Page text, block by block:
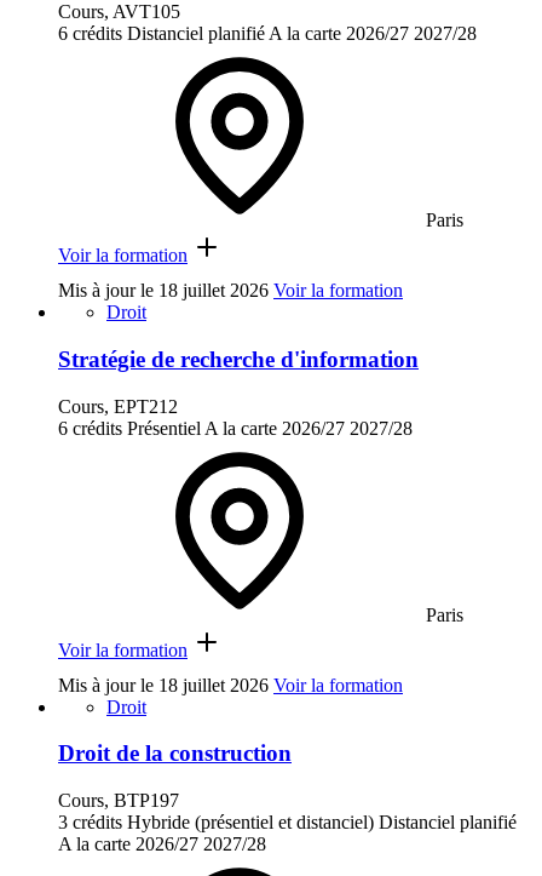
Cours, AVT105
6 crédits Distanciel planifié A la carte 2026/27 2027/28
Paris
Voir la formation
Mis à jour le 18 juillet 2026 Voir la formation
Droit
Stratégie de recherche d'information
Cours, EPT212
6 crédits Présentiel A la carte 2026/27 2027/28
Paris
Voir la formation
Mis à jour le 18 juillet 2026 Voir la formation
Droit
Droit de la construction
Cours, BTP197
3 crédits Hybride (présentiel et distanciel) Distanciel planifié
A la carte 2026/27 2027/28